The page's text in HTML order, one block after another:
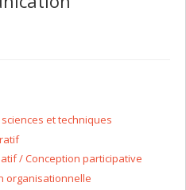
et techniques
/ Conception participative
organisationnelle